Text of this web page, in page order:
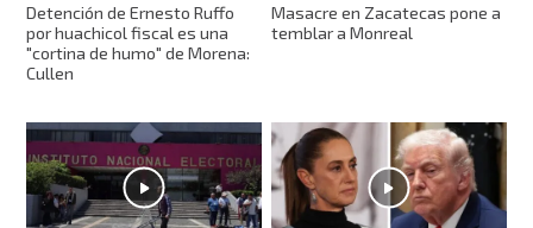
Detención de Ernesto Ruffo
por huachicol fiscal es una
"cortina de humo" de Morena:
Cullen
Masacre en Zacatecas pone a
temblar a Monreal